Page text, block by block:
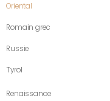
Oriental
Romain grec
Russie
Tyrol
Renaissance